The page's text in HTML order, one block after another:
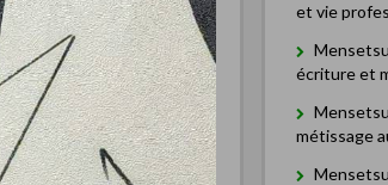
et vie
écriture et
métissage